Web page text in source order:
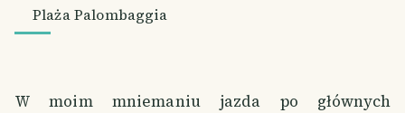
Plaża Palombaggia
W moim mniemaniu jazda po głównych